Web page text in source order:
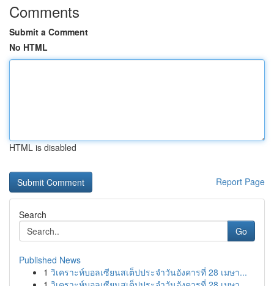
Comments
Submit a Comment
No HTML
HTML is disabled
Report Page
Search
Go
Published News
1 วิเคราะห์บอลเซียนสเต็ปประจำวันอังคารที่ 28 เมษา...